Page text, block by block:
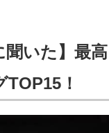
聞いた】最
！